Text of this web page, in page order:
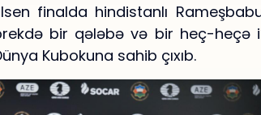
finalda hindistanlı
bir qələbə və bir heç-heçə
Kubokuna sahib çıxıb.